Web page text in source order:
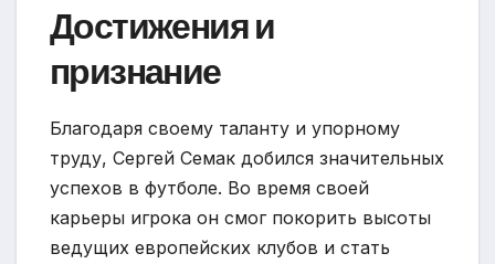
Достижения и
признание
Благодаря своему таланту и упорному
труду, Сергей Семак добился значительных
успехов в футболе. Во время своей
карьеры игрока он смог покорить высоты
ведущих европейских клубов и стать